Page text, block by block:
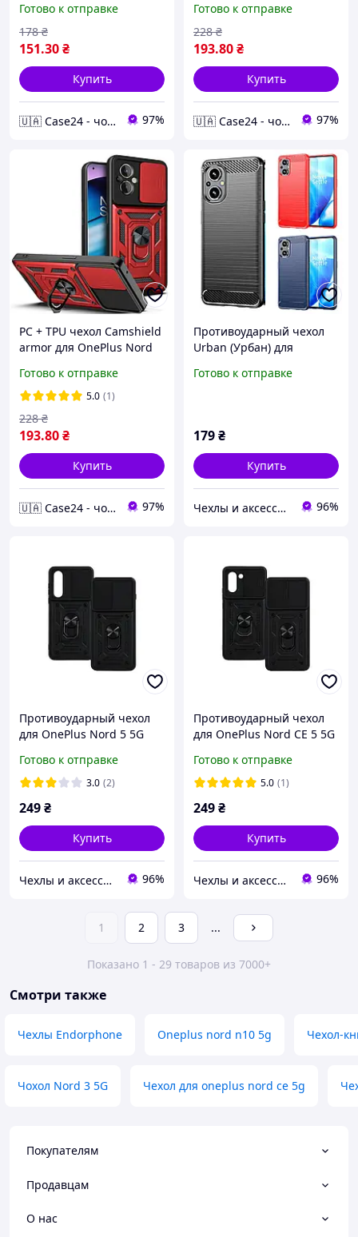
Готово к отправке
151.30₴
178 ₴
Купить
🇺🇦 Case24 - чохли та аксесуари для смартфонів та планшетів 97%
Готово к отправке
193.80₴
228 ₴
Купить
🇺🇦 Case24 - чохли та аксесуари для смартфонів та планшетів 97%
PC + TPU чехол Camshield
armor для OnePlus Nord
Готово к отправке
5.0 (1)
193.80₴
228 ₴
Купить
🇺🇦 Case24 - чохли та аксесуари для смартфонів та планшетів 97%
Противоударный чехол
Urban (Урбан) для
Готово к отправке
179₴
Купить
Чехлы и аксессуары | Mob4 96%
Противоударный чехол
для OnePlus Nord 5 5G
Черный
Готово к отправке
3.0 (2)
249₴
Купить
Чехлы и аксессуары | Mob4 96%
Противоударный чехол
для OnePlus Nord CE 5 5G
Черный
Готово к отправке
5.0 (1)
249₴
Купить
Чехлы и аксессуары | Mob4 96%
1 2 3 ...
Показано 1 - 29 товаров из 7000+
Смотри также
Чехлы Endorphone Oneplus nord n10 5g Чехол-
Чохол Nord 3 5G Чехол для oneplus nord ce 5g
Покупателям
Продавцам
О нас